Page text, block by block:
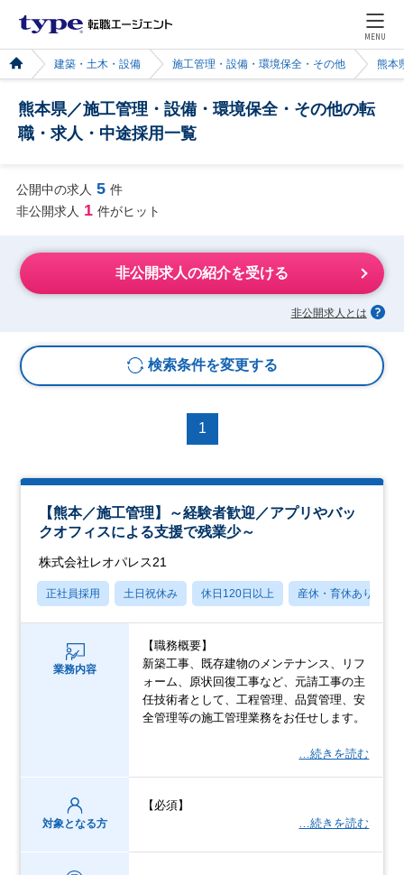
MENU
建築・土木・設備 施工管理・設備・環境保全・その他 熊本
熊本県／施工管理・設備・環境保全・その他の転
職・求人・中途採用一覧
公開中の求人 5 件
非公開求人 1 件がヒット
非公開求人の紹介を受ける
非公開求人とは
検索条件を変更する
1
【熊本／施工管理】～経験者歓迎／アプリやバッ
クオフィスによる支援で残業少～
株式会社レオパレス21
正社員採用 土日祝休み 休日120日以上 産休・育休あり
業務内容
【職務概要】
新築工事、既存建物のメンテナンス、リフ
ォーム、原状回復工事など、元請工事の主
任技術者として、工程管理、品質管理、安
全管理等の施工管理業務をお任せします。
…続きを読む
対象となる方
【必須】
…続きを読む